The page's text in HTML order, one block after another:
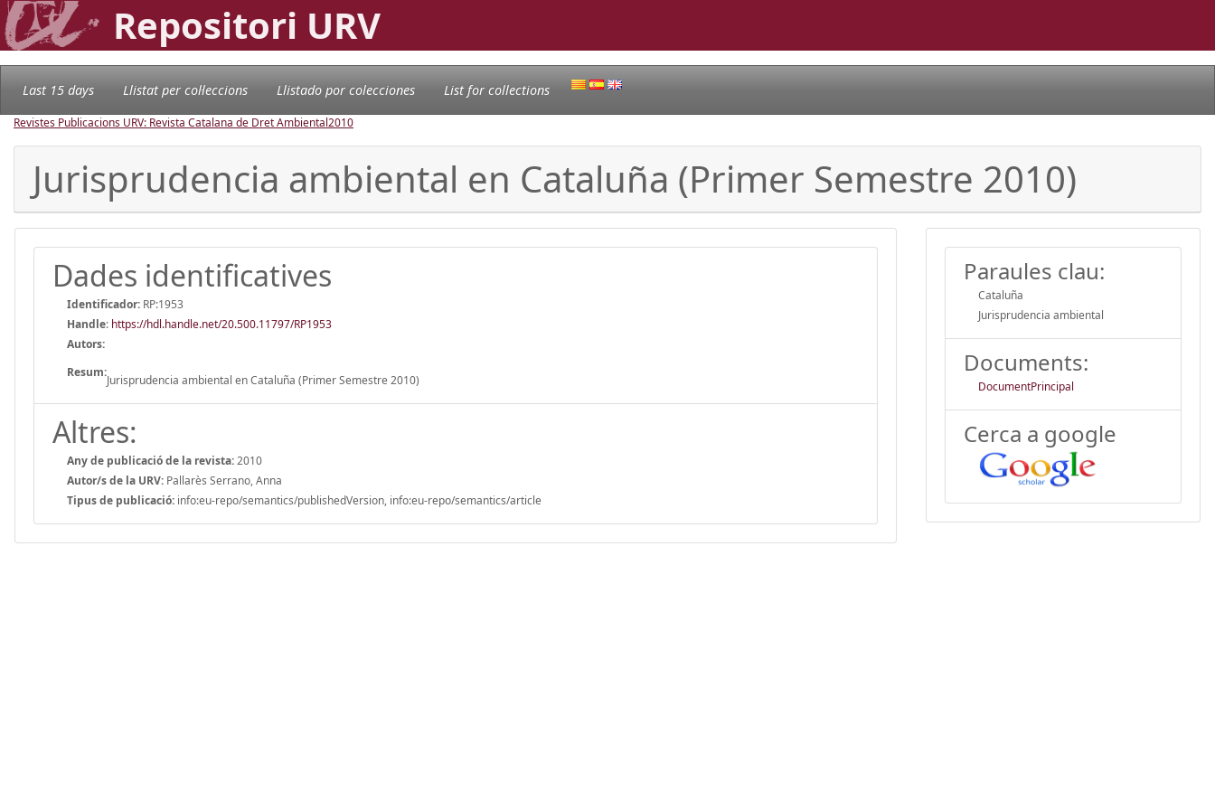
Repositori URV
Last 15 days Llistat per col·leccions Llistado por colecciones List for collections
Revistes Publicacions URV: Revista Catalana de Dret Ambiental2010
Jurisprudencia ambiental en Cataluña (Primer Semestre 2010)
Dades identificatives
Identificador: RP:1953
Handle: https://hdl.handle.net/20.500.11797/RP1953
Autors:
Resum:
Jurisprudencia ambiental en Cataluña (Primer Semestre 2010)
Altres:
Any de publicació de la revista:2010
Autor/s de la URV: Pallarès Serrano, Anna
Tipus de publicació: info:eu-repo/semantics/publishedVersion, info:eu-repo/semantics/article
Paraules clau:
Cataluña
Jurisprudencia ambiental
Documents:
DocumentPrincipal
Cerca a google